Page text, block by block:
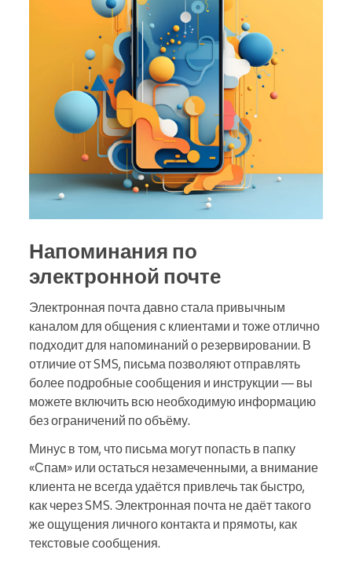
Напоминания по
электронной почте
Электронная почта давно стала привычным
каналом для общения с клиентами и тоже отлично
подходит для напоминаний о резервировании. В
отличие от SMS, письма позволяют отправлять
более подробные сообщения и инструкции — вы
можете включить всю необходимую информацию
без ограничений по объёму.
Минус в том, что письма могут попасть в папку
«Спам» или остаться незамеченными, а внимание
клиента не всегда удаётся привлечь так быстро,
как через SMS. Электронная почта не даёт такого
же ощущения личного контакта и прямоты, как
текстовые сообщения.